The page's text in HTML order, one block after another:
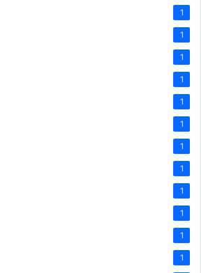
1
1
1
1
1
1
1
1
1
1
1
1